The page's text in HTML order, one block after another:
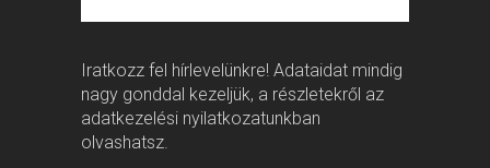
Iratkozz fel hírlevelünkre! Adataidat mindig
nagy gonddal kezeljük, a részletekről az
adatkezelési nyilatkozatunkban
olvashatsz.